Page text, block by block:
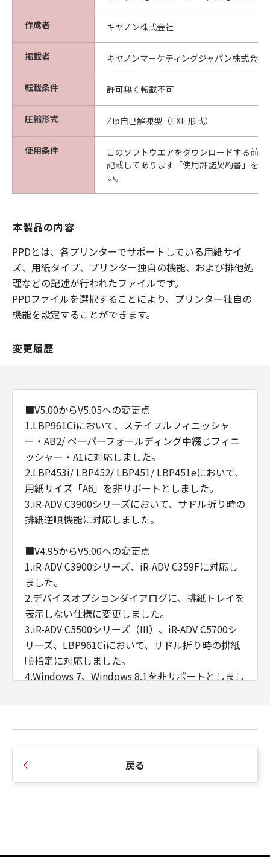
作成者 キヤノン株式会社
掲載者 キヤノンマーケティングジャパン株式会社
転載条件 許可無く転載不可
圧縮形式 Zip自己解凍型（EXE 形式）
使用条件
このソフトウエアをダウンロードする前
記載してあります「使用許諾契約書」を
い。
本製品の内容
PPDとは、各プリンターでサポートしている用紙サイ
ズ、用紙タイプ、プリンター独自の機能、および排他処
理などの記述が行われたファイルです。
PPDファイルを選択することにより、プリンター独自の
機能を設定することができます。
変更履歴
■V5.00からV5.05への変更点
1.LBP961Ciにおいて、ステイプルフィニッシャ
ー・AB2/ ペーパーフォールディング中綴じフィニ
ッシャー・A1に対応しました。
2.LBP453i/ LBP452/ LBP451/ LBP451eにおいて、
用紙サイズ「A6」を非サポートとしました。
3.iR-ADV C3900シリーズにおいて、サドル折り時の
排紙逆順機能に対応しました。
■V4.95からV5.00への変更点
1.iR-ADV C3900シリーズ、iR-ADV C359Fに対応し
ました。
2.デバイスオプションダイアログに、排紙トレイを
表示しない仕様に変更しました。
3.iR-ADV C5500シリーズ（III）、iR-ADV C5700シ
リーズ、LBP961Ciにおいて、サドル折り時の排紙
順指定に対応しました。
4.Windows 7、Windows 8.1を非サポートとしまし
た。
戻る